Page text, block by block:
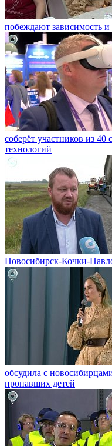
побеждают зависимость
соберёт участников из
технологий
Новосибирск-Кочки-
обсудила с
пропавших детей